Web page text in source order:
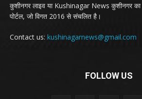
कुशीनगर लाइव या Kushinagar News कुशीनगर का
पोर्टल, जो विगत 2016 से संचलित है।
Contact us: kushinagarnews@gmail.com
FOLLOW US